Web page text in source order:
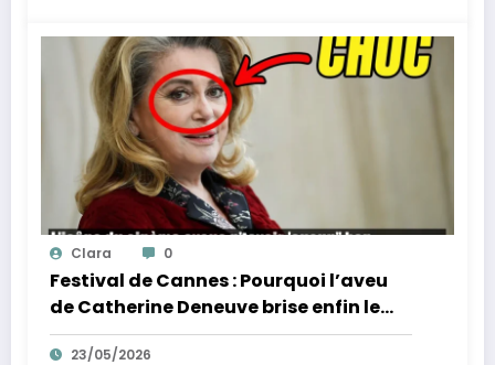
Clara 0
Festival de Cannes : Pourquoi l’aveu
de Catherine Deneuve brise enfin le
mythe de la Croisette
23/05/2026